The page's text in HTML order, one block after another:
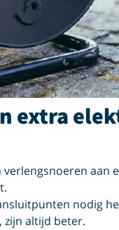
extra
aan
nodig
zijn altijd beter.